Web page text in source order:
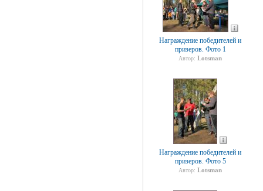
Награждение победителей и
призеров. Фото 1
Автор: Lotsman
Награждение победителей и
призеров. Фото 5
Автор: Lotsman